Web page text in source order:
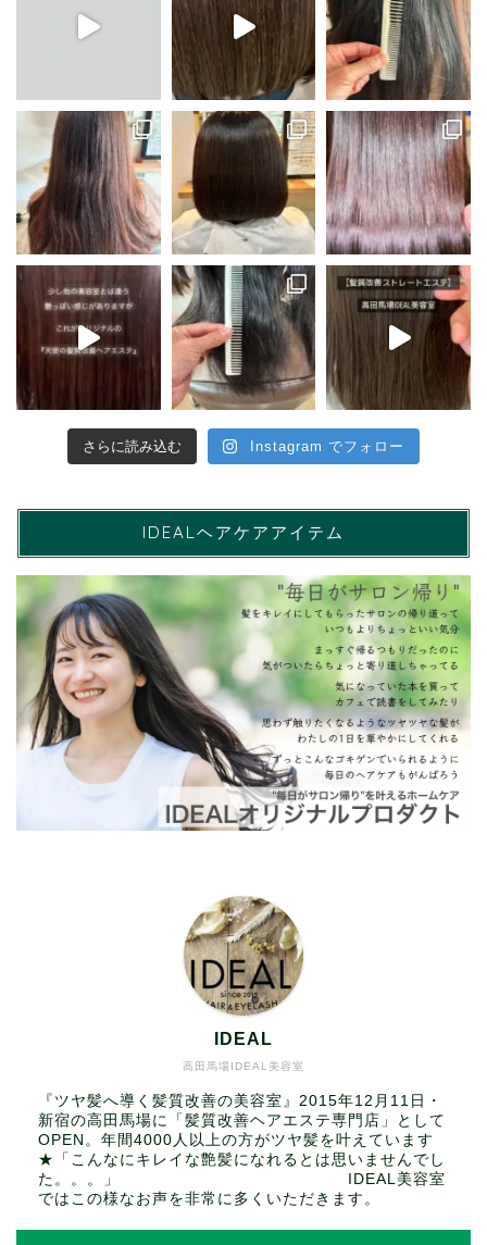
さらに読み込む Instagram でフォロー
IDEALヘアケアアイテム
高田馬場IDEAL美容室
IDEAL
『ツヤ髪へ導く髪質改善の美容室』2015年12月11日・
新宿の高田馬場に「髪質改善ヘアエステ専門店」として
OPEN。年間4000人以上の方がツヤ髪を叶えています
★「こんなにキレイな艶髪になれるとは思いませんでし
た。。。」 IDEAL美容室
ではこの様なお声を非常に多くいただきます。